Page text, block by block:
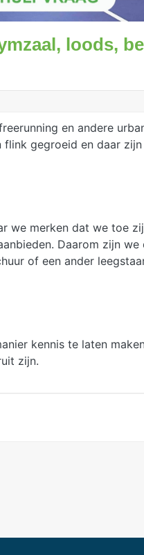
loods,
en andere
flink gegroeid en daar
we merken dat we toe
Daarom zijn we
of een ander
kennis te laten
zijn.